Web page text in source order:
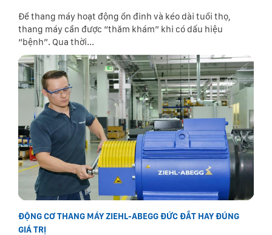
Để thang máy hoạt động ổn đinh và kéo dài tuổi thọ,
thang máy cần được “thăm khám” khi có dấu hiệu
“bệnh”. Qua thời...
ĐỘNG CƠ THANG MÁY ZIEHL-ABEGG ĐỨC ĐẮT HAY ĐÚNG
GIÁ TRỊ